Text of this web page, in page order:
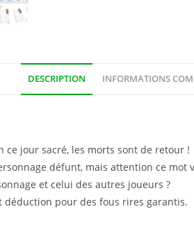
DESCRIPTION INFORMATIONS
ce jour sacré, les morts sont de retour !
défunt, mais attention ce
et celui des autres joueurs ?
pour des fous rires garantis.